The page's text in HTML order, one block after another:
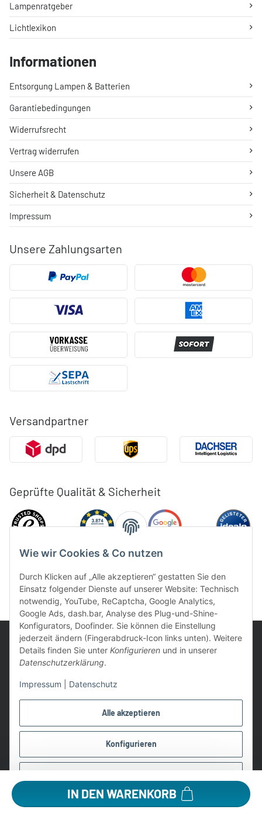
Alle akzeptieren
Konfigurieren
Wie wir Cookies & Co nutzen
Durch Klicken auf „Alle akzeptieren“ gestatten Sie den
Einsatz folgender Dienste auf unserer Website: Technisch
notwendig, YouTube, ReCaptcha, Google Analytics,
Google Ads, dash.bar, Analyse des Plug-und-Shine-
Konfigurators, Doofinder. Sie können die Einstellung
jederzeit ändern (Fingerabdruck-Icon links unten). Weitere
Details finden Sie unter Konfigurieren und in unserer
Datenschutzerklärung.
Impressum Datenschutz
IN DEN WARENKORB
Unsere Zahlungsarten
Versandpartner
Geprüfte Qualität & Sicherheit
Lampenratgeber
Lichtlexikon
Informationen
Entsorgung Lampen & Batterien
Garantiebedingungen
Widerrufsrecht
Vertrag widerrufen
Unsere AGB
Sicherheit & Datenschutz
Impressum
UVP: Ist die unverbindliche Preisempfehlung des Herstellers für
* Gratis Versand ab 99 € innerhalb Deutschlands
getroffen, um sicherzustellen, dass es es sich um echte
Bewertungen handelt.
Alle Preise in €, inkl. 19% USt. und evtl. zzgl. Versandkosten
©2026 Lampen1a GmbH